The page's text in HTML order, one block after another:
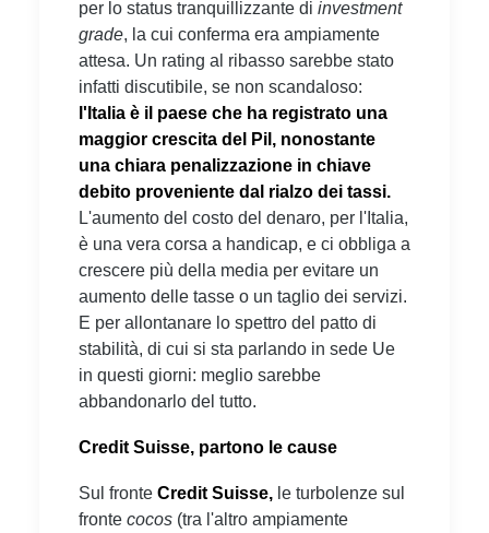
per lo status tranquillizzante di investment
grade, la cui conferma era ampiamente
attesa. Un rating al ribasso sarebbe stato
infatti discutibile, se non scandaloso:
l'Italia è il paese che ha registrato una
maggior crescita del Pil, nonostante
una chiara penalizzazione in chiave
debito proveniente dal rialzo dei tassi.
L'aumento del costo del denaro, per l'Italia,
è una vera corsa a handicap, e ci obbliga a
crescere più della media per evitare un
aumento delle tasse o un taglio dei servizi.
E per allontanare lo spettro del patto di
stabilità, di cui si sta parlando in sede Ue
in questi giorni: meglio sarebbe
abbandonarlo del tutto.
Credit Suisse, partono le cause
Sul fronte Credit Suisse, le turbolenze sul
fronte cocos (tra l'altro ampiamente